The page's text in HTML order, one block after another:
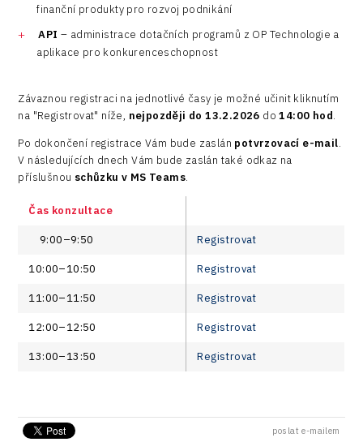
finanční produkty pro rozvoj podnikání
API – administrace dotačních programů z OP Technologie a
aplikace pro konkurenceschopnost
Závaznou registraci na jednotlivé časy je možné učinit kliknutím
na "Registrovat" níže, nejpozději do 13.2.2026 do14:00 hod.
Po dokončení registrace Vám bude zaslán potvrzovací e-mail.
V následujících dnech Vám bude zaslán také odkaz na
příslušnou schůzku v MS Teams.
Čas konzultace
9:00–9:50 Registrovat
10:00–10:50 Registrovat
11:00–11:50 Registrovat
12:00–12:50 Registrovat
13:00–13:50 Registrovat
poslat e-mailem